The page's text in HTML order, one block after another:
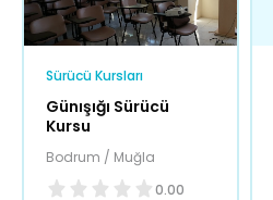
Sürücü Kursları
Günışığı Sürücü
Kursu
Bodrum / Muğla
0.00